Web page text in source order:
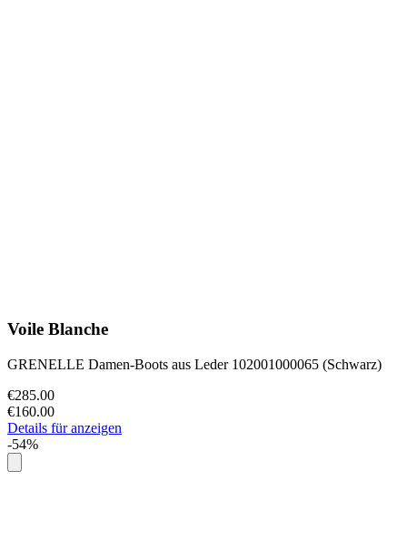
Voile Blanche
GRENELLE Damen-Boots aus Leder 102001000065 (Schwarz)
€285.00
€160.00
Details für anzeigen
-54%